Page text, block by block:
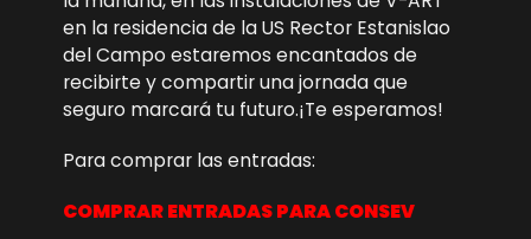
en la residencia de la US Rector Estanislao
del Campo estaremos encantados de
recibirte y compartir una jornada que
seguro marcará tu futuro.¡Te esperamos!
Para comprar las entradas:
COMPRAR ENTRADAS PARA CONSEV